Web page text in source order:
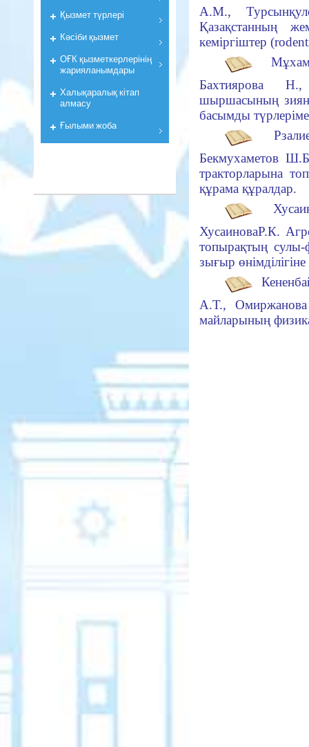
А.М.,
Қазақстанның
кемiргiштер
Бахтиярова
шыршасының
басымды
Бекмухаметов
тракторларына
құрама құралдар.
ХусаиноваР.К.
топырақтың сулы-
зығыр өнiмдiлiгiне
А.Т.,
майларының
Қызмет түрлері
Кәсіби қызмет
ОҒК қызметкерлерiнiң
жарияланымдары
Халықаралық кітап
алмасу
Ғылыми жоба